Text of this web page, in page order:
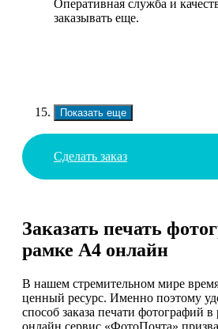
Оперативная служба и
заказывать еще.
Показать еще
Сделать заказ
Заказать печать
рамке А4 онлайн
В нашем стремительном мире
ценный ресурс. Именно поэтому
способ заказа печати фотографий